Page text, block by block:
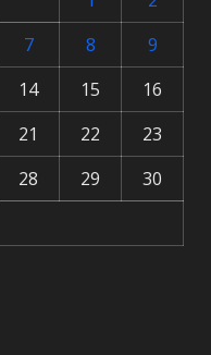
7 8
9
14 15
16
21 22
23
28 29
30